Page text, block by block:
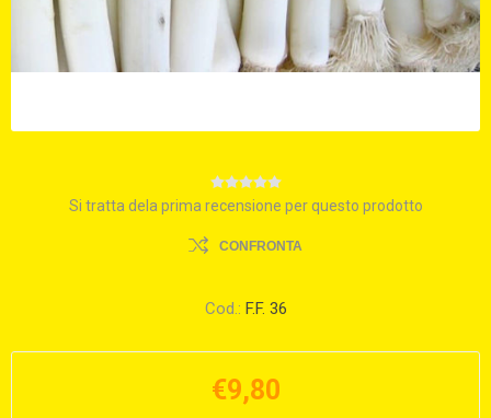
Si tratta dela prima recensione per questo prodotto
CONFRONTA
Cod.: F.F. 36
€9,80